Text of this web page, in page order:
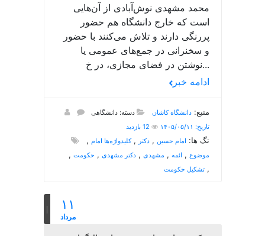
محمد مشهدی نوش‌آبادی از آن‌هایی
است که خارج دانشگاه هم حضور
پررنگی دارند و تلاش می‌کنند با حضور
و سخنرانی در جمع‌های عمومی یا
نوشتن در فضای مجازی، در خ...
ادامه خبر
منبع:دانشگاه کاشان
دسته: دانشگاهی
تاریخ: ۱۴۰۵/۰۵/۱۱
تگ ها: امام حسین ,دکتر ,کلیدواژه‌ها امام ,
موضوع , ائمه , مشهدی ,دکتر مشهدی , حکومت ,
تشکیل حکومت,
۱۱
مرداد